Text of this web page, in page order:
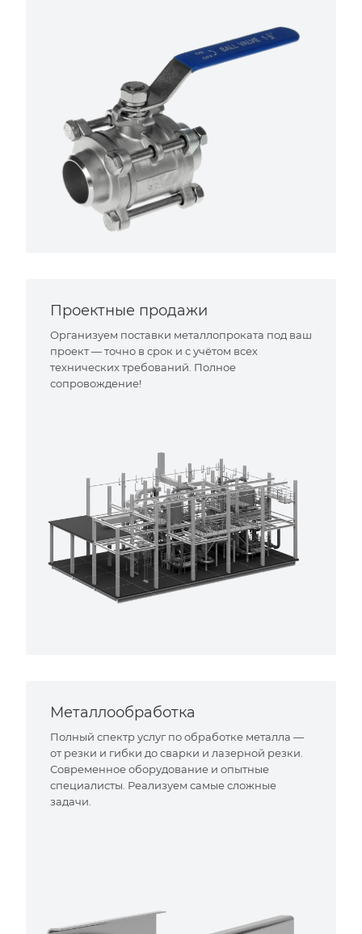
Проектные продажи
Организуем поставки металлопроката под ваш
проект — точно в срок и с учётом всех
технических требований. Полное
сопровождение!
Металлообработка
Полный спектр услуг по обработке металла —
от резки и гибки до сварки и лазерной резки.
Современное оборудование и опытные
специалисты. Реализуем самые сложные
задачи.